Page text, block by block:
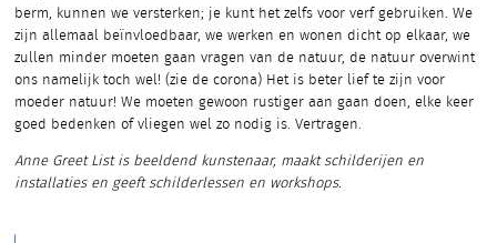
berm, kunnen we versterken; je kunt het zelfs voor verf gebruiken. We
zijn allemaal beïnvloedbaar, we werken en wonen dicht op elkaar, we
zullen minder moeten gaan vragen van de natuur, de natuur overwint
ons namelijk toch wel! (zie de corona) Het is beter lief te zijn voor
moeder natuur! We moeten gewoon rustiger aan gaan doen, elke keer
goed bedenken of vliegen wel zo nodig is. Vertragen.
Anne Greet List is beeldend kunstenaar, maakt schilderijen en
installaties en geeft schilderlessen en workshops.